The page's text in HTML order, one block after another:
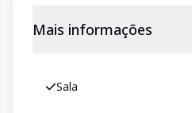
Mais informações
Sala